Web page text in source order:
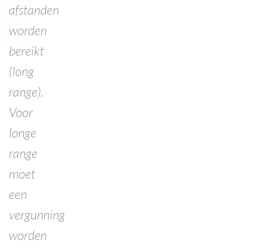
afstanden
worden
bereikt
(long
range).
Voor
longe
range
moet
een
vergunning
worden